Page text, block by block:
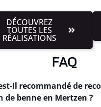
DÉCOUVREZ
TOUTES LES
RÉALISATIONS
FAQ
il recommandé de
de benne en Mertzen ?